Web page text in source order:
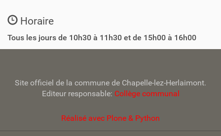
Horaire
Tous les jours de 10h30 à 11h30 et de 15h00 à 16h00
Site officiel de la commune de Chapelle-lez-Herlaimont.
Editeur responsable: Collège communal
Réalisé avec Plone & Python